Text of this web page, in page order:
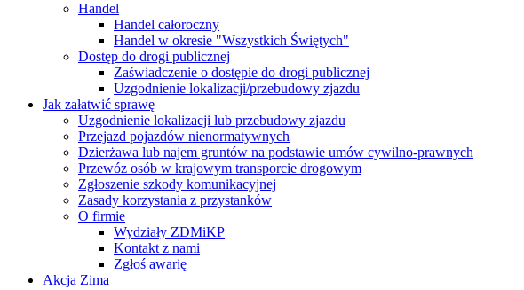
Handel
Handel całoroczny
Handel w okresie "Wszystkich Świętych"
Dostęp do drogi publicznej
Zaświadczenie o dostępie do drogi publicznej
Uzgodnienie lokalizacji/przebudowy zjazdu
Jak załatwić sprawę
Uzgodnienie lokalizacji lub przebudowy zjazdu
Przejazd pojazdów nienormatywnych
Dzierżawa lub najem gruntów na podstawie umów cywilno-prawnych
Przewóz osób w krajowym transporcie drogowym
Zgłoszenie szkody komunikacyjnej
Zasady korzystania z przystanków
O firmie
Wydziały ZDMiKP
Kontakt z nami
Zgłoś awarię
Akcja Zima